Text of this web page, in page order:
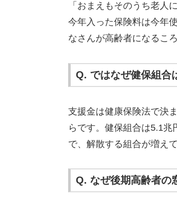
「おまえもそのうち老人
今年入った保険料は今年
なさんが高齢者になるこ
Q. ではなぜ健保組合
支援金は健康保険法で決
らです。健保組合は5.1
で、解散する組合が増えて
Q. なぜ後期高齢者の